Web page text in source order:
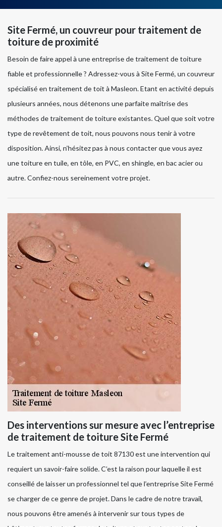
Site Fermé, un couvreur pour traitement de
toiture de proximité
Besoin de faire appel à une entreprise de traitement de toiture
fiable et professionnelle ? Adressez-vous à Site Fermé, un couvreur
spécialisé en traitement de toit à Masleon. Etant en activité depuis
plusieurs années, nous détenons une parfaite maîtrise des
méthodes de traitement de toiture existantes. Quel que soit votre
type de revêtement de toit, nous pouvons nous tenir à votre
disposition. Ainsi, n’hésitez pas à nous contacter que vous ayez
une toiture en tuile, en tôle, en PVC, en shingle, en bac acier ou
autre. Confiez-nous sereinement votre projet.
Des interventions sur mesure avec l’entreprise
de traitement de toiture Site Fermé
Le traitement anti-mousse de toit 87130 est une intervention qui
requiert un savoir-faire solide. C’est la raison pour laquelle il est
conseillé de laisser un professionnel tel que l’entreprise Site Fermé
se charger de ce genre de projet. Dans le cadre de notre travail,
nous pouvons être amenés à intervenir sur tous types de